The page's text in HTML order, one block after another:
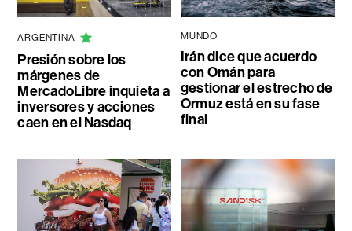
ARGENTINA
Presión sobre los
márgenes de
MercadoLibre inquieta a
inversores y acciones
caen en el Nasdaq
MUNDO
Irán dice que acuerdo
con Omán para
gestionar el estrecho de
Ormuz está en su fase
final